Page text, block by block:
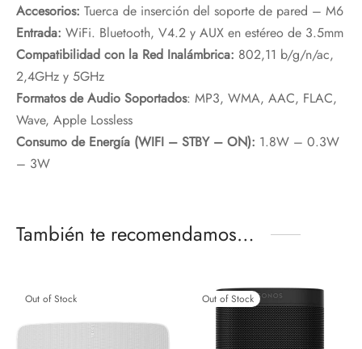
Accesorios: Tuerca de inserción del soporte de pared – M6
Entrada: WiFi. Bluetooth, V4.2 y AUX en estéreo de 3.5mm
Compatibilidad con la Red Inalámbrica: 802,11 b/g/n/ac,
2,4GHz y 5GHz
Formatos de Audio Soportados: MP3, WMA, AAC, FLAC,
Wave, Apple Lossless
Consumo de Energía (WIFI – STBY – ON): 1.8W – 0.3W
– 3W
También te recomendamos…
Out of Stock Out of Stock